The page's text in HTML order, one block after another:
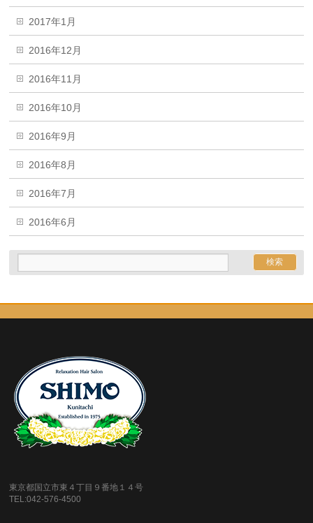
2017年1月
2016年12月
2016年11月
2016年10月
2016年9月
2016年8月
2016年7月
2016年6月
東京都国立市東４丁目９番地１４号
TEL:042-576-4500